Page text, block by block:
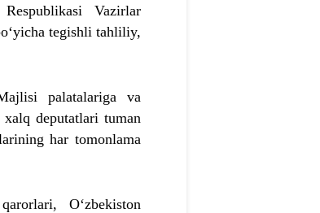
Vazirlar
tegishli tahliliy,
palatalariga va
deputatlari tuman
har tomonlama
O‘zbekiston